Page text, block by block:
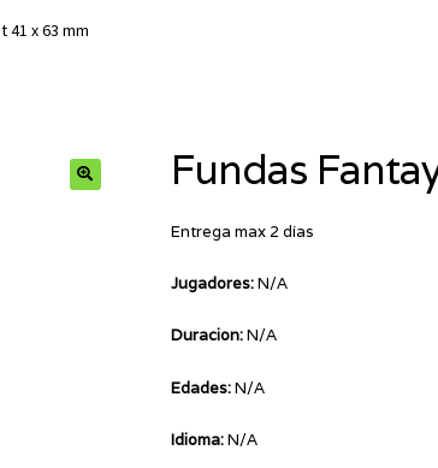
41 x 63 mm
Fundas
Entrega max 2 días
Jugadores:N/A
Duracion:N/A
Edades:N/A
Idioma:N/A